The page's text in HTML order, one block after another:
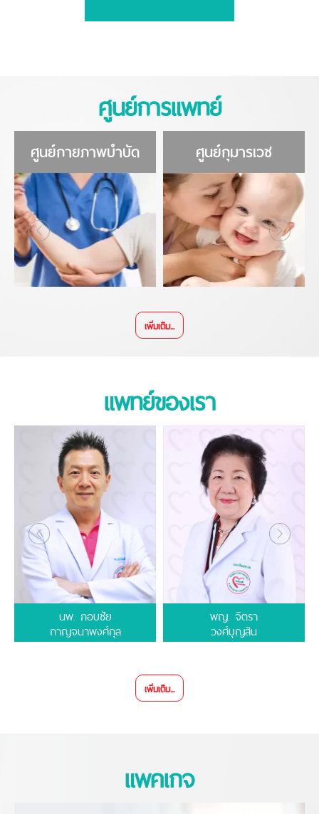
ศูนย์การแพทย์
ศูนย์กายภาพบำบัด ศูนย์กุมารเวช
เพิ่มเติม...
แพทย์ของเรา
นพ. กอบชัย
กาญจนาพงศ์กุล
พญ. จิตรา
วงศ์บุญสิน
เพิ่มเติม...
แพคเกจ